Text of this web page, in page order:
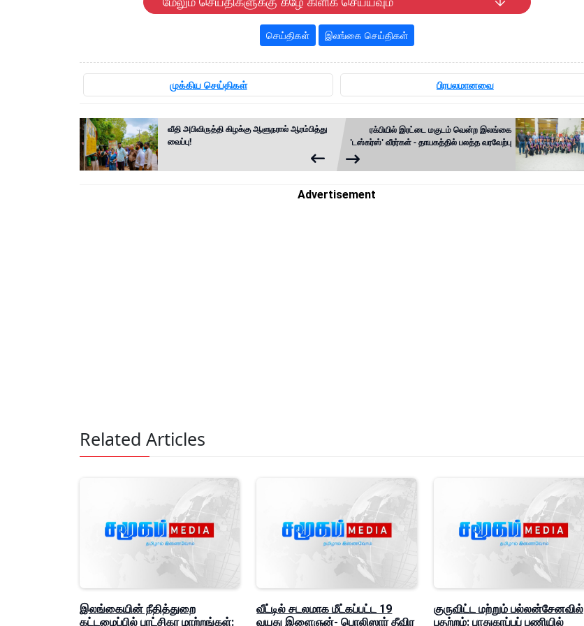
செய்திகள் இலங்கை செய்திகள்
முக்கிய செய்திகள் பிரபலமானவை
வீதி அபிவிருத்தி கிழக்கு ஆளுநரால் ஆரம்பித்து
வைப்பு!
ரக்பியில் இரட்டை மகுடம் வென்ற இலங்கை
'டஸ்கர்ஸ்' வீரர்கள் - தாயகத்தில் பலத்த வரவேற்பு
Advertisement
Related Articles
இலங்கையின் நீதித்துறை
கட்டமைப்பில் புரட்சிகர மாற்றங்கள்:
வீட்டில் சடலமாக மீட்கப்பட்ட 19
வயது இளைஞன்- பொலிஸார் தீவிர
குருவிட்ட மற்றும் பல்லன்சேனவில்
பதற்றம்: பாதுகாப்புப் பணியில்